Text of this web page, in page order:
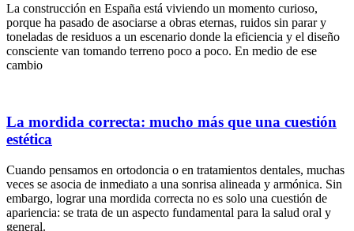
La construcción en España está viviendo un momento curioso,
porque ha pasado de asociarse a obras eternas, ruidos sin parar y
toneladas de residuos a un escenario donde la eficiencia y el diseño
consciente van tomando terreno poco a poco. En medio de ese
cambio
La mordida correcta: mucho más que una cuestión
estética
Cuando pensamos en ortodoncia o en tratamientos dentales, muchas
veces se asocia de inmediato a una sonrisa alineada y armónica. Sin
embargo, lograr una mordida correcta no es solo una cuestión de
apariencia: se trata de un aspecto fundamental para la salud oral y
general.